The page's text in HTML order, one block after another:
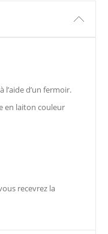
l’aide d’un fermoir.
en laiton couleur
recevrez la